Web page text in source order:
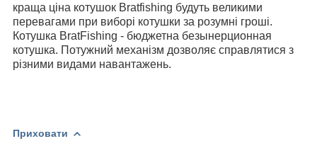
краща ціна котушок Bratfishing будуть великими
перевагами при виборі котушки за розумні гроші.
Котушка BratFishing - бюджетна безынерционная
котушка. Потужний механізм дозволяє справлятися з
різними видами навантажень.
Приховати